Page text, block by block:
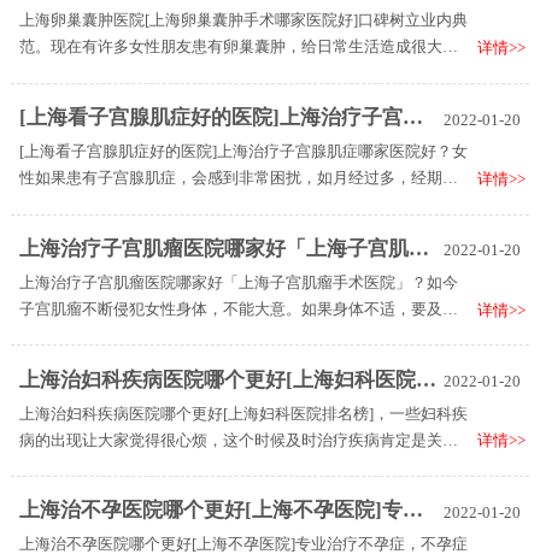
上海卵巢囊肿医院[上海卵巢囊肿手术哪家医院好]口碑树立业内典
范。现在有许多女性朋友患有卵巢囊肿，给日常生活造成很大的
而，许多女性患者不知道如何选择医院，那么，选择好的妇科医
院需要注意哪些？
详情>>
2022-01-20
[上海看子宫腺肌症好的医院]上海治疗子宫腺肌症哪家医院好
[上海看子宫腺肌症好的医院]上海治疗子宫腺肌症哪家医院好？女
性如果患有子宫腺肌症，会感到非常困扰，如月经过多，经期延
家医院好？事实上，回答这个问题并不难。只要遵循以下几个方
面，就可以选择一家好的妇科医院：
详情>>
2022-01-20
上海治疗子宫肌瘤医院哪家好「上海子宫肌瘤手术医院」
上海治疗子宫肌瘤医院哪家好「上海子宫肌瘤手术医院」？如今
子宫肌瘤不断侵犯女性身体，不能大意。如果身体不适，要及时
瘤医院哪家好？选择妇科医院需要注意以下几个因素：
详情>>
2022-01-20
上海治妇科疾病医院哪个更好[上海妇科医院排名榜]
上海治妇科疾病医院哪个更好[上海妇科医院排名榜]，一些妇科疾
病的出现让大家觉得很心烦，这个时候及时治疗疾病肯定是关
详情>>
2022-01-20
上海治不孕医院哪个更好[上海不孕医院]专业治疗不孕症
上海治不孕医院哪个更好[上海不孕医院]专业治疗不孕症，不孕症